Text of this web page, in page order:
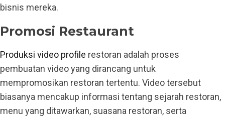
bisnis mereka.
Promosi Restaurant
Produksi video profile restoran adalah proses
pembuatan video yang dirancang untuk
mempromosikan restoran tertentu. Video tersebut
biasanya mencakup informasi tentang sejarah restoran,
menu yang ditawarkan, suasana restoran, serta